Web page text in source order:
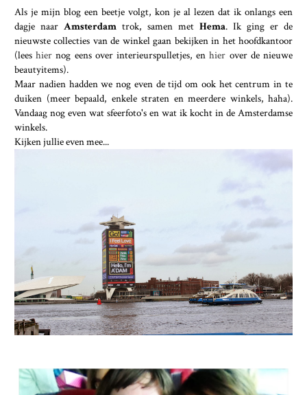
Als je mijn blog een beetje volgt, kon je al lezen dat ik onlangs een
dagje naar Amsterdam trok, samen met Hema. Ik ging er de
nieuwste collecties van de winkel gaan bekijken in het hoofdkantoor
(leeshiernog eens over interieurspulletjes, enhier over de nieuwe
beautyitems).
Maar nadien hadden we nog even de tijd om ook het centrum in te
duiken (meer bepaald, enkele straten en meerdere winkels, haha).
Vandaag nog even wat sfeerfoto's en wat ik kocht in de Amsterdamse
winkels.
Kijken jullie even mee...